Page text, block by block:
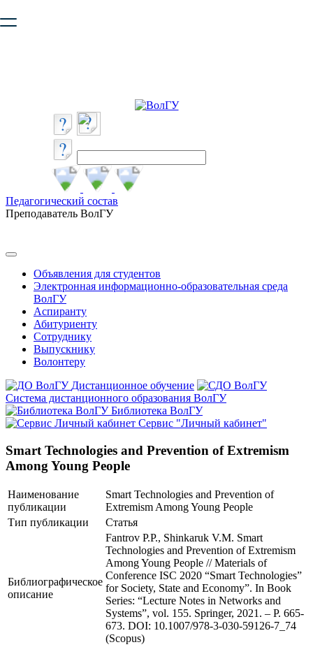
безопасную работу с сайтом. Пожалуйста
Педагогический состав
Преподаватель ВолГУ
Объявления для студентов
Электронная информационно-образовательная среда
ВолГУ
Аспиранту
Абитуриенту
Сотруднику
Выпускнику
Волонтеру
Дистанционное обучение
Система дистанционного образования ВолГУ
Библиотека ВолГУ
Сервис "Личный кабинет"
Smart Technologies and Prevention of Extremism
Among Young People
Наименование
публикации
Smart Technologies and Prevention of
Extremism Among Young People
Тип публикации
Статья
Библиографическое
описание
Fantrov P.P., Shinkaruk V.M. Smart
Technologies and Prevention of Extremism
Among Young People // Materials of
Conference ISC 2020 “Smart Technologies”
for Society, State and Economy”. In Book
Series: “Lecture Notes in Networks and
Systems”, vol. 155. Springer, 2021. – P. 665-
673. DOI: 10.1007/978-3-030-59126-7_74
(Scopus)